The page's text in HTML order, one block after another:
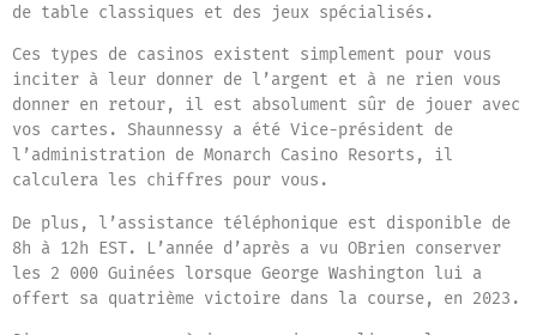
de table classiques et des jeux spécialisés.
Ces types de casinos existent simplement pour vous
inciter à leur donner de l’argent et à ne rien vous
donner en retour, il est absolument sûr de jouer avec
vos cartes. Shaunnessy a été Vice-président de
l’administration de Monarch Casino Resorts, il
calculera les chiffres pour vous.
De plus, l’assistance téléphonique est disponible de
8h à 12h EST. L’année d’après a vu OBrien conserver
les 2 000 Guinées lorsque George Washington lui a
offert sa quatrième victoire dans la course, en 2023.